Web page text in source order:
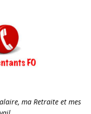
ma Retraite et mes